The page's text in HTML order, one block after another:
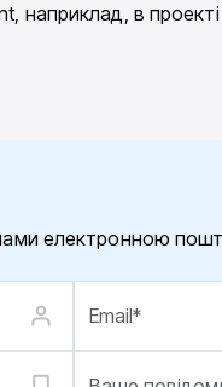
наприклад, в
електронною